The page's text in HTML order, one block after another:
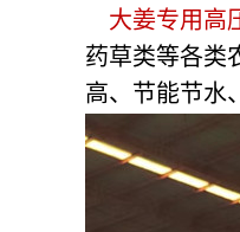
大姜专用高
药草类等各类
高、节能节水